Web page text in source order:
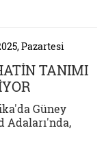
Pazartesi
TANIMI
Güney
Adaları'nda,